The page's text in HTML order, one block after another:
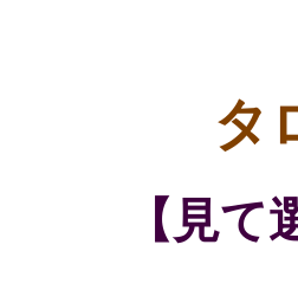
タ
【見